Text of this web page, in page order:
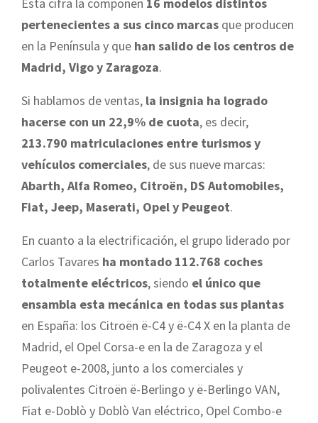
Esta cifra la componen 16 modelos distintos
pertenecientes a sus cinco marcas que producen
en la Península y que han salido de los centros de
Madrid, Vigo y Zaragoza.
Si hablamos de ventas, la insignia ha logrado
hacerse con un 22,9% de cuota, es decir,
213.790 matriculaciones entre turismos y
vehículos comerciales, de sus nueve marcas:
Abarth, Alfa Romeo, Citroën, DS Automobiles,
Fiat, Jeep, Maserati, Opel y Peugeot.
En cuanto a la electrificación, el grupo liderado por
Carlos Tavares ha montado 112.768 coches
totalmente eléctricos, siendo el único que
ensambla esta mecánica en todas sus plantas
en España: los Citroën ë-C4 y ë-C4 X en la planta de
Madrid, el Opel Corsa-e en la de Zaragoza y el
Peugeot e-2008, junto a los comerciales y
polivalentes Citroën ë-Berlingo y ë-Berlingo VAN,
Fiat e-Doblò y Doblò Van eléctrico, Opel Combo-e